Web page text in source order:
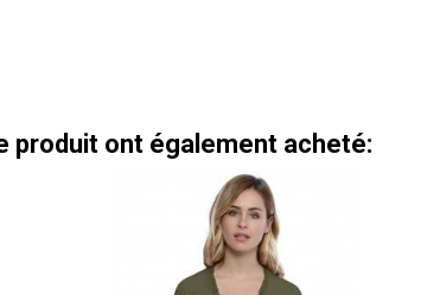
produit ont également acheté: